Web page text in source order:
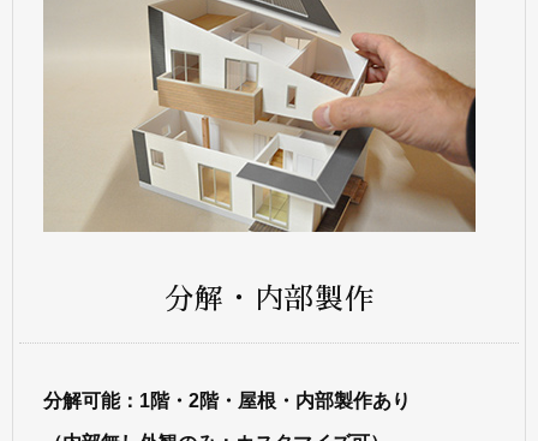
分解・内部製作
分解可能：1階・2階・屋根・内部製作あり